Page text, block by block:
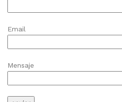
Email
Mensaje